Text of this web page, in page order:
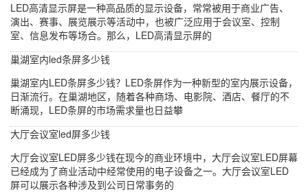
LED高清显示屏是一种高品质的显示设备，常常被用于商业广告、
演出、赛事、展览展示等活动中，也被广泛应用于会议室、控制
室、信息发布等场合。那么，LED高清显示屏的
巢湖室内led条屏多少钱
巢湖室内LED条屏多少钱？LED条屏作为一种新型的室内展示设备，
日渐流行。在巢湖地区，随着各种商场、电影院、酒店、餐厅的不
断涌现，LED条屏的市场需求量也日益攀
大厅会议室led屏多少钱
大厅会议室LED屏多少钱在现今的商业环境中，大厅会议室LED屏幕
已经成为了商业活动中经常使用的电子设备之一。大厅会议室LED
屏可以展示各种涉及到公司日常事务的